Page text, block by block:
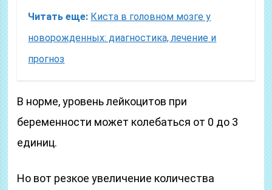
Читать еще: Киста в головном мозге у
новорожденных: диагностика, лечение и
прогноз
В норме, уровень лейкоцитов при
беременности может колебаться от 0 до 3
единиц.
Но вот резкое увеличение количества